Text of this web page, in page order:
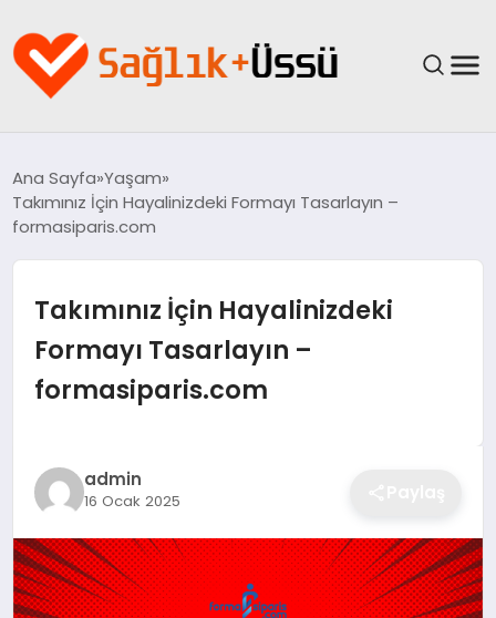
YAŞAM
SPOR & FITNESS
Ana Sayfa Yaşam
Takımınız İçin Hayalinizdeki Formayı Tasarlayın –
formasiparis.com
Takımınız İçin Hayalinizdeki
Formayı Tasarlayın –
formasiparis.com
admin
16 Ocak 2025